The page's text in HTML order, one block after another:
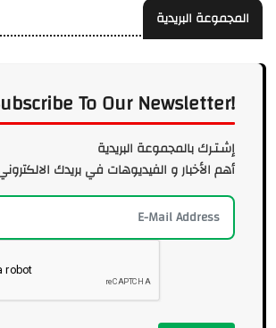
المجموعة البريدية
To Our Newsletter!
إشـتـرك بالمجموعة البريدية
أهم الأخبار و الفيديوهات في بريدك